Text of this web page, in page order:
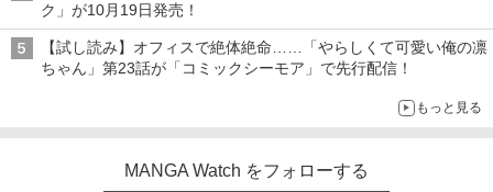
ク」が10月19日発売！
【試し読み】オフィスで絶体絶命……「やらしくて可愛い俺の凛
ちゃん」第23話が「コミックシーモア」で先行配信！
もっと見る
MANGA Watch をフォローする